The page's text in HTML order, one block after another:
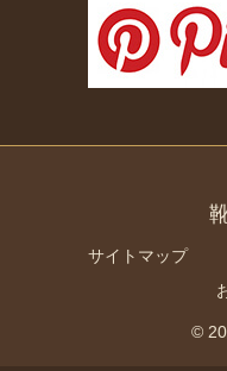
サイトマップ
©